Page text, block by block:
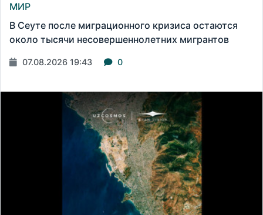
МИР
В Сеуте после миграционного кризиса остаются
около тысячи несовершеннолетних мигрантов
07.08.2026 19:43 0